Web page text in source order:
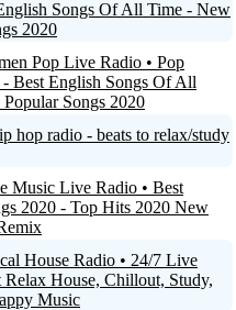
Songs Of All Time - New
2020
Pop Live Radio • Pop
Best English Songs Of All
Songs 2020
hop radio - beats to relax/study
Music Live Radio • Best
2020 - Top Hits 2020 New
House Radio • 24/7 Live
Relax House, Chillout, Study,
Music